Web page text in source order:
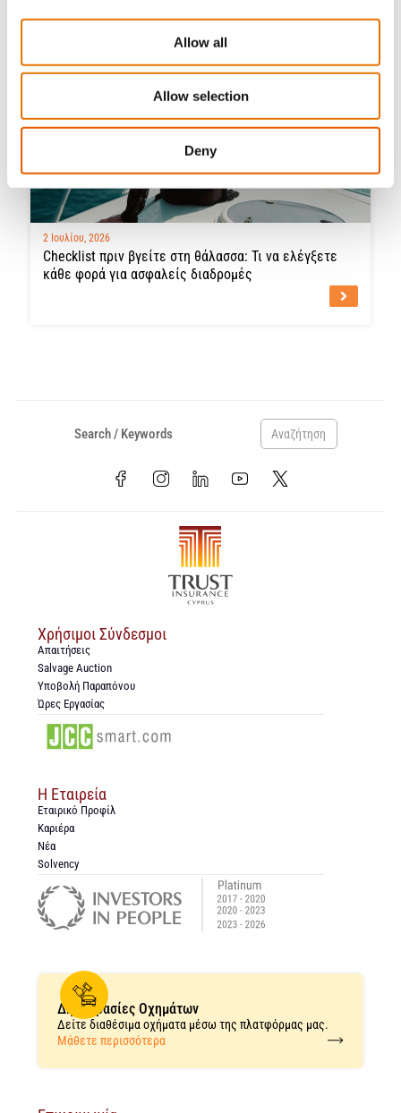
Allow all
Allow selection
Deny
2 Ιουλίου, 2026
Checklist πριν βγείτε στη θάλασσα: Τι να ελέγξετε
κάθε φορά για ασφαλείς διαδρομές
Αναζήτηση
Χρήσιμοι Σύνδεσμοι
Απαιτήσεις
Salvage Auction
Υποβολή Παραπόνου
Ώρες Εργασίας
Η Εταιρεία
Εταιρικό Προφίλ
Καριέρα
Νέα
Solvency
Δημοπρασίες Οχημάτων
Δείτε διαθέσιμα οχήματα μέσω της πλατφόρμας μας.
Μάθετε περισσότερα